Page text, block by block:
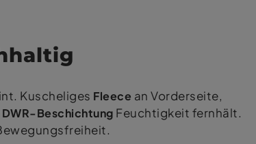
Kuscheliges Fleece an Vorderseite,
Beschichtung Feuchtigkeit fernhält.